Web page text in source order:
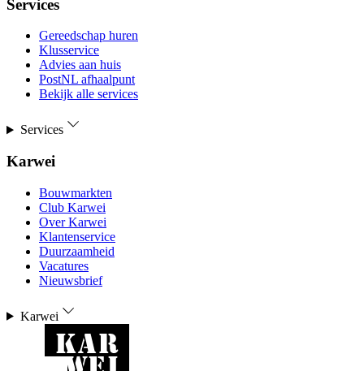
Services
Gereedschap huren
Klusservice
Advies aan huis
PostNL afhaalpunt
Bekijk alle services
Services
Karwei
Bouwmarkten
Club Karwei
Over Karwei
Klantenservice
Duurzaamheid
Vacatures
Nieuwsbrief
Karwei